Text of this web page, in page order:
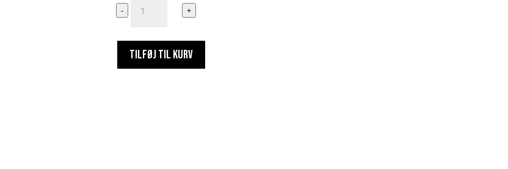
Da
antal
- +
TILFØJ TIL KURV